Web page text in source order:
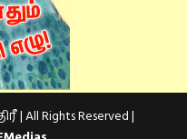
| All Rights Reserved |